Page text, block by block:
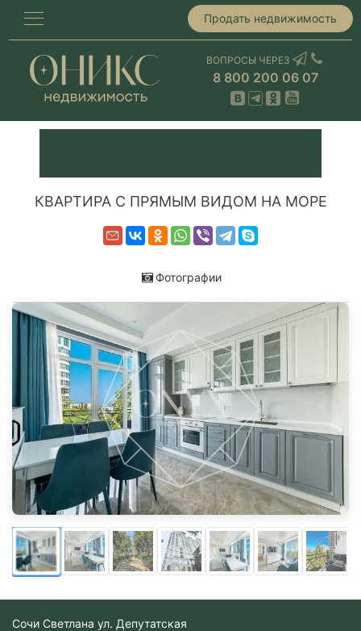
Продать недвижимость
ВОПРОСЫ ЧЕРЕЗ
8 800 200 06 07
КВАРТИРА С ПРЯМЫМ ВИДОМ НА МОРЕ
Фотографии
Сочи Светлана ул. Депутатская